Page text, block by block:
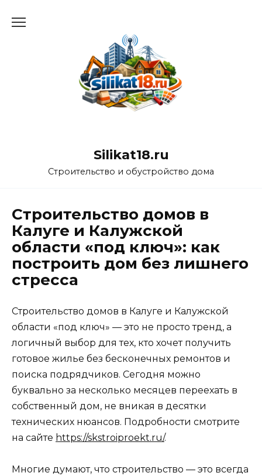
Silikat18.ru
Строительство и обустройство дома
Строительство домов в
Калуге и Калужской
области «под ключ»: как
построить дом без лишнего
стресса
Строительство домов в Калуге и Калужской
области «под ключ» — это не просто тренд, а
логичный выбор для тех, кто хочет получить
готовое жилье без бесконечных ремонтов и
поиска подрядчиков. Сегодня можно
буквально за несколько месяцев переехать в
собственный дом, не вникая в десятки
технических нюансов. Подробности смотрите
на сайте https://skstroiproekt.ru/.
Многие думают, что строительство — это всегда